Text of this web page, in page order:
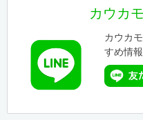
カウカ
カウカ
すめ情